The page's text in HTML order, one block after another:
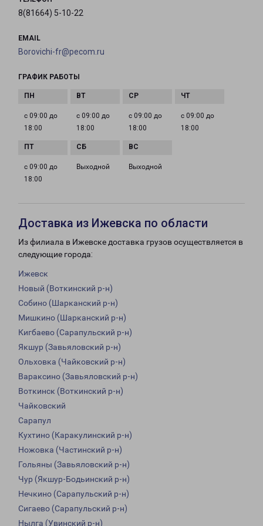
8(81664) 5-10-22
EMAIL
Borovichi-fr@pecom.ru
ГРАФИК РАБОТЫ
с 09:00 до
18:00
с 09:00 до
18:00
с 09:00 до
18:00
с 09:00 до
18:00
с 09:00 до
18:00
Выходной Выходной
Доставка из Ижевска по области
Из филиала в Ижевске доставка грузов осуществляется в
следующие города:
Ижевск
Новый (Воткинский р-н)
Собино (Шарканский р-н)
Мишкино (Шарканский р-н)
Кигбаево (Сарапульский р-н)
Якшур (Завьяловский р-н)
Ольховка (Чайковский р-н)
Вараксино (Завьяловский р-н)
Воткинск (Воткинский р-н)
Чайковский
Сарапул
Кухтино (Каракулинский р-н)
Ножовка (Частинский р-н)
Гольяны (Завьяловский р-н)
Чур (Якшур-Бодьинский р-н)
Нечкино (Сарапульский р-н)
Сигаево (Сарапульский р-н)
Нылга (Увинский р-н)